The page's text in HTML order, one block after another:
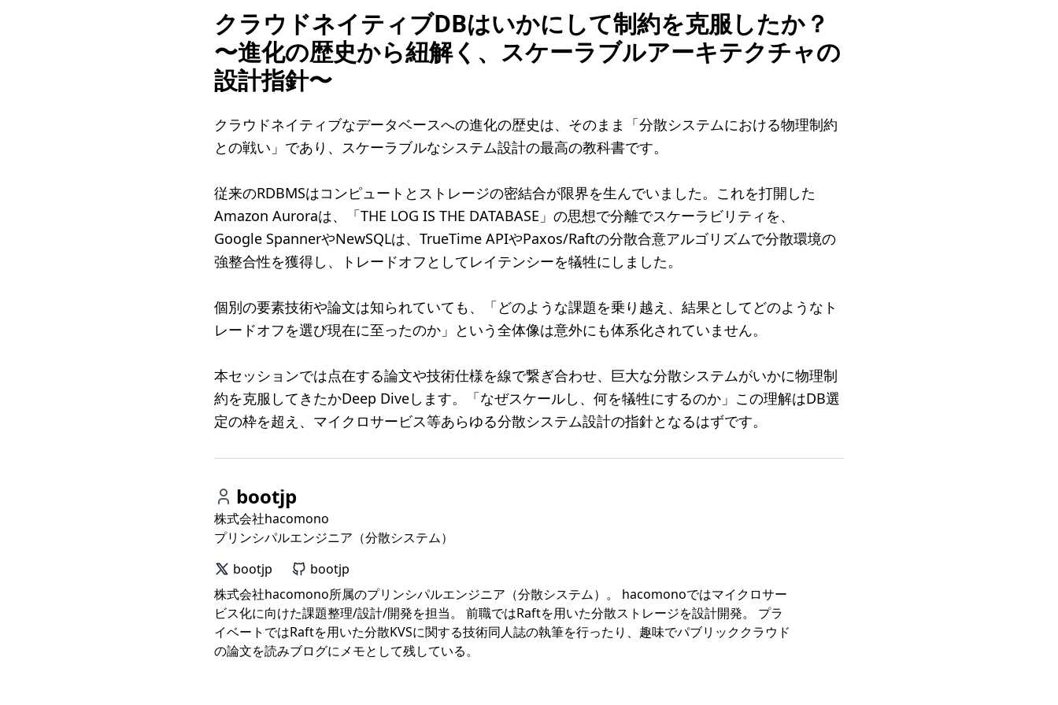
クラウドネイティブDBはいかにして制約を克服したか？
〜進化の歴史から紐解く、スケーラブルアーキテクチャの
設計指針〜
クラウドネイティブなデータベースへの進化の歴史は、そのまま「分散システムにおける物理制約
との戦い」であり、スケーラブルなシステム設計の最高の教科書です。
従来のRDBMSはコンピュートとストレージの密結合が限界を生んでいました。これを打開した
Amazon Auroraは、「THE LOG IS THE DATABASE」の思想で分離でスケーラビリティを、
Google SpannerやNewSQLは、TrueTime APIやPaxos/Raftの分散合意アルゴリズムで分散環境の
強整合性を獲得し、トレードオフとしてレイテンシーを犠牲にしました。
個別の要素技術や論文は知られていても、「どのような課題を乗り越え、結果としてどのようなト
レードオフを選び現在に至ったのか」という全体像は意外にも体系化されていません。
本セッションでは点在する論文や技術仕様を線で繋ぎ合わせ、巨大な分散システムがいかに物理制
約を克服してきたかDeep Diveします。「なぜスケールし、何を犠牲にするのか」この理解はDB選
定の枠を超え、マイクロサービス等あらゆる分散システム設計の指針となるはずです。
bootjp
株式会社hacomono
プリンシパルエンジニア（分散システム）
bootjp
bootjp
株式会社hacomono所属のプリンシパルエンジニア（分散システム）。 hacomonoではマイクロサー
ビス化に向けた課題整理/設計/開発を担当。 前職ではRaftを用いた分散ストレージを設計開発。 プラ
イベートではRaftを用いた分散KVSに関する技術同人誌の執筆を行ったり、趣味でパブリッククラウド
の論文を読みブログにメモとして残している。